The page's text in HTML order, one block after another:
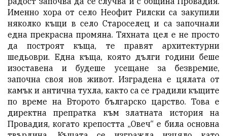
Именно хора от село Неофит Рилски са закупили
няколко къщи в село Староселец и са започнали
една прекрасна промяна. Тяхната цел е не просто
да построят къща, те правят архитектурни
шедьоври. Една къща, която дълги години беше
изоставена и будеше усещане за безвремие,
започна своя нов живот. Изградена е цялата от
камък и антична тухла, както са се градили къщите
по време на Второто българско царство. Това е
директна препратка към златната история на
Провадия, когато крепостта „Овеч“ е била основна